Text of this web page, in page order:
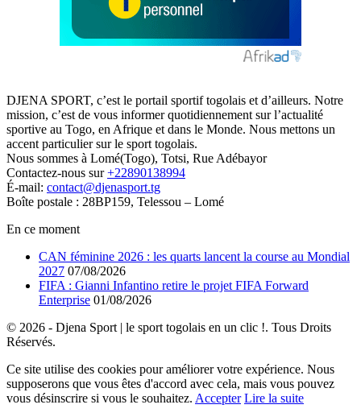
DJENA SPORT, c’est le portail sportif togolais et d’ailleurs. Notre
mission, c’est de vous informer quotidiennement sur l’actualité
sportive au Togo, en Afrique et dans le Monde. Nous mettons un
accent particulier sur le sport togolais.
Nous sommes à Lomé(Togo), Totsi, Rue Adébayor
Contactez-nous sur+22890138994
É-mail: contact@djenasport.tg
Boîte postale : 28BP159, Telessou – Lomé
En ce moment
CAN féminine 2026 : les quarts lancent la course au Mondial
2027 07/08/2026
FIFA : Gianni Infantino retire le projet FIFA Forward
Enterprise 01/08/2026
© 2026 - Djena Sport | le sport togolais en un clic !. Tous Droits
Réservés.
Ce site utilise des cookies pour améliorer votre expérience. Nous
supposerons que vous êtes d'accord avec cela, mais vous pouvez
vous désinscrire si vous le souhaitez. Accepter Lire la suite